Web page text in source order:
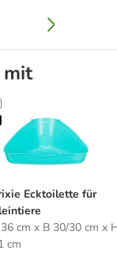
mit
Trixie Ecktoilette für
Ecktoilette für
cm x B 30/30 cm x
cm